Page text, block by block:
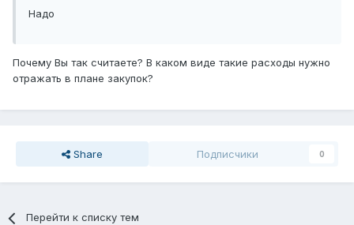
Надо
Почему Вы так считаете? В каком виде такие расходы нужно
отражать в плане закупок?
Share Подписчики 0
Перейти к списку тем